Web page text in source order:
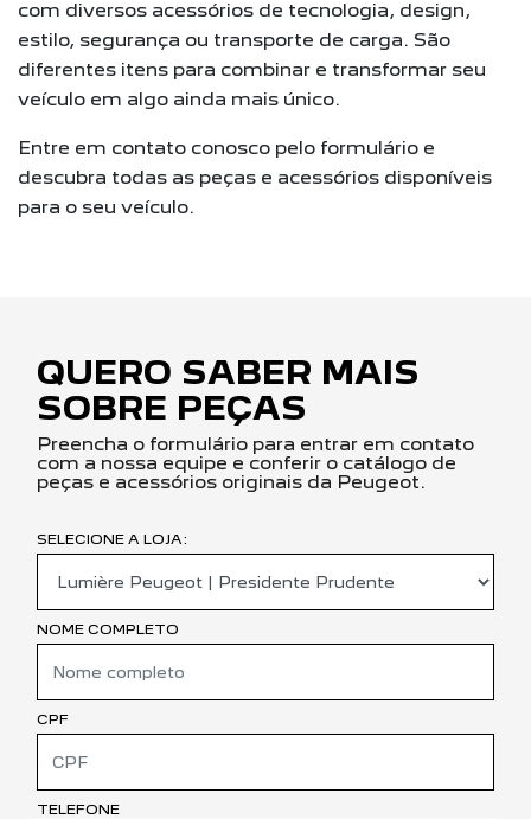
com diversos acessórios de tecnologia, design,
estilo, segurança ou transporte de carga. São
diferentes itens para combinar e transformar seu
veículo em algo ainda mais único.
Entre em contato conosco pelo formulário e
descubra todas as peças e acessórios disponíveis
para o seu veículo.
QUERO SABER MAIS
SOBRE PEÇAS
Preencha o formulário para entrar em contato
com a nossa equipe e conferir o catálogo de
peças e acessórios originais da Peugeot.
SELECIONE A LOJA:
NOME COMPLETO
CPF
TELEFONE